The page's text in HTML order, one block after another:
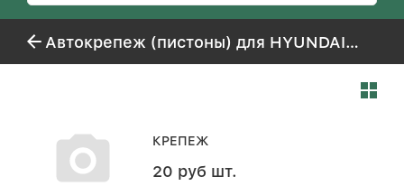
Автокрепеж (пистоны) для HYUNDAI GRANDEUR (-2005) / XG
КРЕПЕЖ
20 руб шт.